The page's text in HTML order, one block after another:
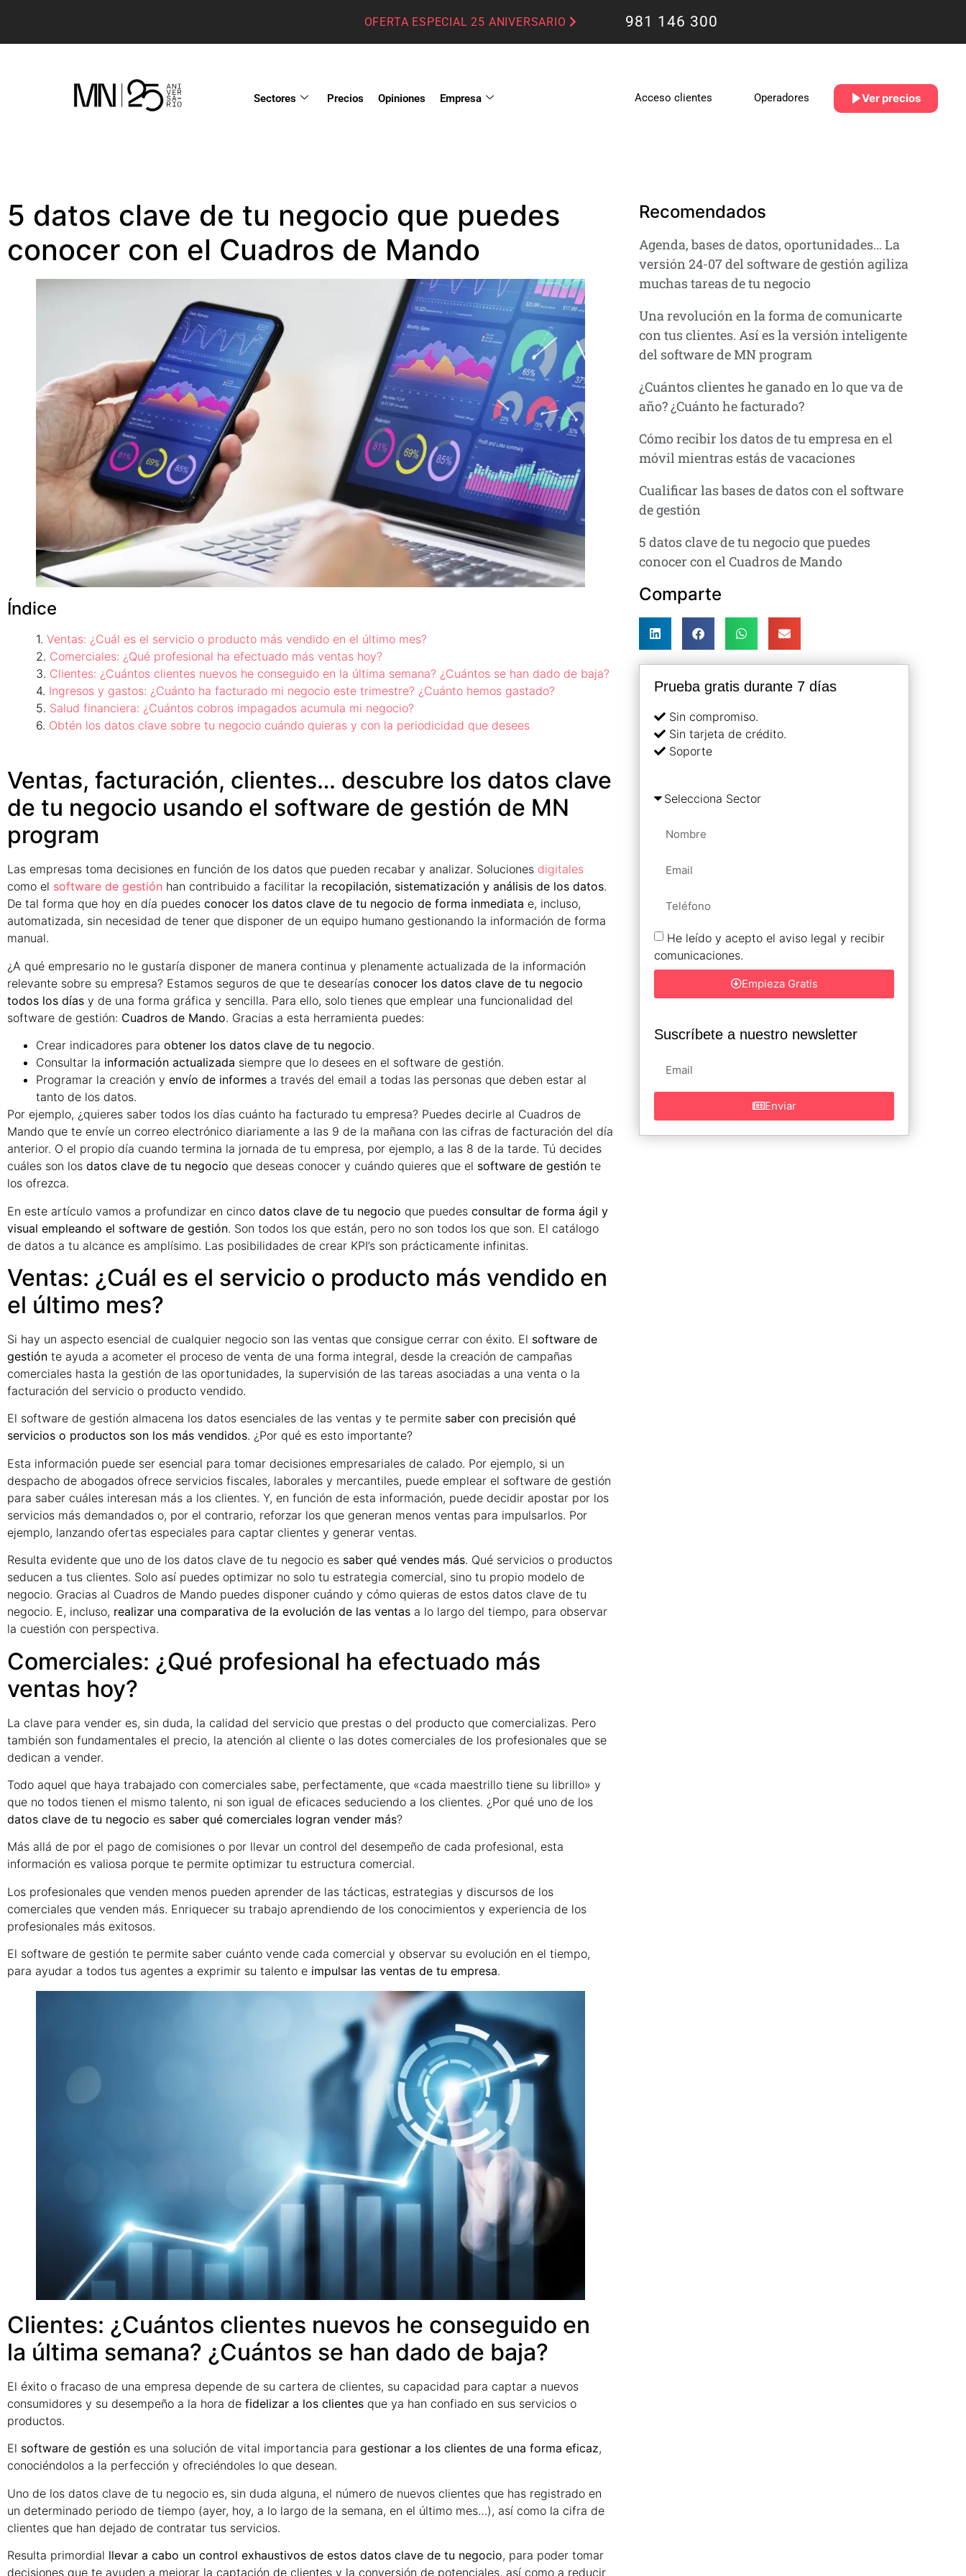
OFERTA ESPECIAL 25 ANIVERSARIO 981 146 300
Sectores Precios Opiniones Empresa Acceso clientes Operadores Ver precios
5 datos clave de tu negocio que puedes
conocer con el Cuadros de Mando
Índice
Ventas: ¿Cuál es el servicio o producto más vendido en el último mes?
Comerciales: ¿Qué profesional ha efectuado más ventas hoy?
Clientes: ¿Cuántos clientes nuevos he conseguido en la última semana? ¿Cuántos se han dado de baja?
Ingresos y gastos: ¿Cuánto ha facturado mi negocio este trimestre? ¿Cuánto hemos gastado?
Salud financiera: ¿Cuántos cobros impagados acumula mi negocio?
Obtén los datos clave sobre tu negocio cuándo quieras y con la periodicidad que desees
Ventas, facturación, clientes… descubre los datos clave
de tu negocio usando el software de gestión de MN
program
Las empresas toma decisiones en función de los datos que pueden recabar y analizar. Soluciones digitales
como el software de gestión han contribuido a facilitar la recopilación, sistematización y análisis de los datos.
De tal forma que hoy en día puedes conocer los datos clave de tu negocio de forma inmediata e, incluso,
automatizada, sin necesidad de tener que disponer de un equipo humano gestionando la información de forma
manual.
¿A qué empresario no le gustaría disponer de manera continua y plenamente actualizada de la información
relevante sobre su empresa? Estamos seguros de que te desearías conocer los datos clave de tu negocio
todos los días y de una forma gráfica y sencilla. Para ello, solo tienes que emplear una funcionalidad del
software de gestión: Cuadros de Mando. Gracias a esta herramienta puedes:
Crear indicadores para obtener los datos clave de tu negocio.
Consultar la información actualizada siempre que lo desees en el software de gestión.
Programar la creación y envío de informes a través del email a todas las personas que deben estar al
tanto de los datos.
Por ejemplo, ¿quieres saber todos los días cuánto ha facturado tu empresa? Puedes decirle al Cuadros de
Mando que te envíe un correo electrónico diariamente a las 9 de la mañana con las cifras de facturación del día
anterior. O el propio día cuando termina la jornada de tu empresa, por ejemplo, a las 8 de la tarde. Tú decides
cuáles son los datos clave de tu negocio que deseas conocer y cuándo quieres que el software de gestión te
los ofrezca.
En este artículo vamos a profundizar en cinco datos clave de tu negocio que puedes consultar de forma ágil y
visual empleando el software de gestión. Son todos los que están, pero no son todos los que son. El catálogo
de datos a tu alcance es amplísimo. Las posibilidades de crear KPI’s son prácticamente infinitas.
Ventas: ¿Cuál es el servicio o producto más vendido en
el último mes?
Si hay un aspecto esencial de cualquier negocio son las ventas que consigue cerrar con éxito. El software de
gestión te ayuda a acometer el proceso de venta de una forma integral, desde la creación de campañas
comerciales hasta la gestión de las oportunidades, la supervisión de las tareas asociadas a una venta o la
facturación del servicio o producto vendido.
El software de gestión almacena los datos esenciales de las ventas y te permite saber con precisión qué
servicios o productos son los más vendidos. ¿Por qué es esto importante?
Esta información puede ser esencial para tomar decisiones empresariales de calado. Por ejemplo, si un
despacho de abogados ofrece servicios fiscales, laborales y mercantiles, puede emplear el software de gestión
para saber cuáles interesan más a los clientes. Y, en función de esta información, puede decidir apostar por los
servicios más demandados o, por el contrario, reforzar los que generan menos ventas para impulsarlos. Por
ejemplo, lanzando ofertas especiales para captar clientes y generar ventas.
Resulta evidente que uno de los datos clave de tu negocio es saber qué vendes más. Qué servicios o productos
seducen a tus clientes. Solo así puedes optimizar no solo tu estrategia comercial, sino tu propio modelo de
negocio. Gracias al Cuadros de Mando puedes disponer cuándo y cómo quieras de estos datos clave de tu
negocio. E, incluso, realizar una comparativa de la evolución de las ventas a lo largo del tiempo, para observar
la cuestión con perspectiva.
Comerciales: ¿Qué profesional ha efectuado más
ventas hoy?
La clave para vender es, sin duda, la calidad del servicio que prestas o del producto que comercializas. Pero
también son fundamentales el precio, la atención al cliente o las dotes comerciales de los profesionales que se
dedican a vender.
Todo aquel que haya trabajado con comerciales sabe, perfectamente, que «cada maestrillo tiene su librillo» y
que no todos tienen el mismo talento, ni son igual de eficaces seduciendo a los clientes. ¿Por qué uno de los
datos clave de tu negocio es saber qué comerciales logran vender más?
Más allá de por el pago de comisiones o por llevar un control del desempeño de cada profesional, esta
información es valiosa porque te permite optimizar tu estructura comercial.
Los profesionales que venden menos pueden aprender de las tácticas, estrategias y discursos de los
comerciales que venden más. Enriquecer su trabajo aprendiendo de los conocimientos y experiencia de los
profesionales más exitosos.
El software de gestión te permite saber cuánto vende cada comercial y observar su evolución en el tiempo,
para ayudar a todos tus agentes a exprimir su talento e impulsar las ventas de tu empresa.
Clientes: ¿Cuántos clientes nuevos he conseguido en
la última semana? ¿Cuántos se han dado de baja?
El éxito o fracaso de una empresa depende de su cartera de clientes, su capacidad para captar a nuevos
consumidores y su desempeño a la hora de fidelizar a los clientes que ya han confiado en sus servicios o
productos.
El software de gestión es una solución de vital importancia para gestionar a los clientes de una forma eficaz,
conociéndolos a la perfección y ofreciéndoles lo que desean.
Uno de los datos clave de tu negocio es, sin duda alguna, el número de nuevos clientes que has registrado en
un determinado periodo de tiempo (ayer, hoy, a lo largo de la semana, en el último mes…), así como la cifra de
clientes que han dejado de contratar tus servicios.
Resulta primordial llevar a cabo un control exhaustivos de estos datos clave de tu negocio, para poder tomar
decisiones que te ayuden a mejorar la captación de clientes y la conversión de potenciales, así como a reducir
Recomendados
Agenda, bases de datos, oportunidades… La
versión 24-07 del software de gestión agiliza
muchas tareas de tu negocio
Una revolución en la forma de comunicarte
con tus clientes. Así es la versión inteligente
del software de MN program
¿Cuántos clientes he ganado en lo que va de
año? ¿Cuánto he facturado?
Cómo recibir los datos de tu empresa en el
móvil mientras estás de vacaciones
Cualificar las bases de datos con el software
de gestión
5 datos clave de tu negocio que puedes
conocer con el Cuadros de Mando
Comparte
Prueba gratis durante 7 días
Sin compromiso.
Sin tarjeta de crédito.
Soporte
He leído y acepto el aviso legal y recibir
comunicaciones.
Empieza Gratis
Suscríbete a nuestro newsletter
Enviar